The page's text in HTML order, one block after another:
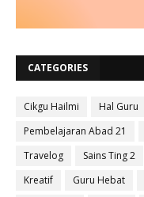
CATEGORIES
Cikgu Hailmi Hal Guru
Pembelajaran Abad 21
Travelog
Sains Ting 2
Kreatif
Guru Hebat